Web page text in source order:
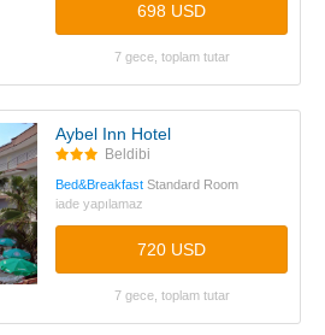
698 USD
7 gece, toplam tutar
Aybel Inn Hotel
Beldibi
Bed&Breakfast Standard Room
iade yapılamaz
720 USD
7 gece, toplam tutar